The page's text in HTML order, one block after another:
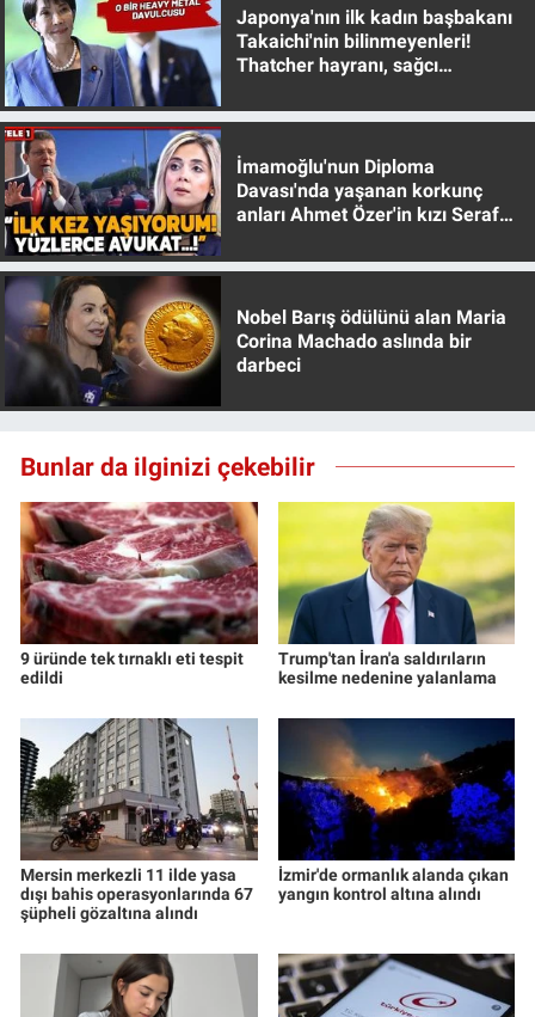
Japonya'nın ilk kadın başbakanı
Takaichi'nin bilinmeyenleri!
Thatcher hayranı, sağcı
İmamoğlu'nun Diploma
Davası'nda yaşanan korkunç
anları Ahmet Özer'in kızı Seraf
Nobel Barış ödülünü alan Maria
Corina Machado aslında bir
darbeci
Bunlar da ilginizi çekebilir
9 üründe tek tırnaklı eti tespit
edildi
Trump'tan İran'a saldırıların
kesilme nedenine yalanlama
Mersin merkezli 11 ilde yasa
dışı bahis operasyonlarında 67
şüpheli gözaltına alındı
İzmir'de ormanlık alanda çıkan
yangın kontrol altına alındı